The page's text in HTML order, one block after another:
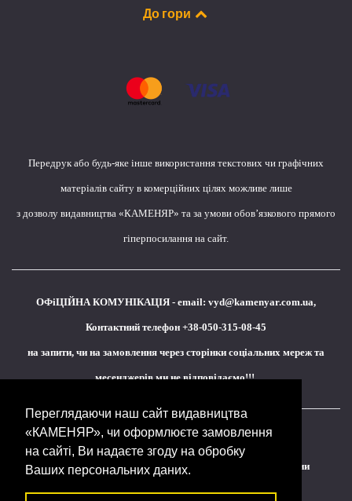
Переглядаючи наш сайт видавництва
«КАМЕНЯР», чи оформлюєте замовлення
на сайті, Ви надаєте згоду на обробку
Ваших персональних даних.
До гори
Передрук або будь-яке інше використання текстових чи графічних
матеріалів сайту в комерційних цілях можливе лише
з дозволу видавництва «КАМЕНЯР» та за умови обов’язкового прямого
гіперпосилання на сайт.
ОФіЦІЙНА КОМУНІКАЦІЯ - email: vyd@kamenyar.com.ua,
Контактний телефон +38-050-315-08-45
на запити, чи на замовлення через сторінки соціальних мереж та
месенджерів ми не відповідаємо!!!
Кожне наше видання - це внесок у спротив,
у збереження ідентичності та неминучу перемогу України
(видавництво «КАМЕНЯР»)